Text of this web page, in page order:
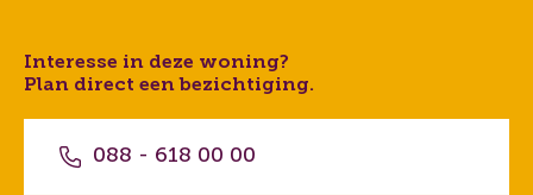
Interesse in deze woning?
Plan direct een bezichtiging.
088 - 618 00 00